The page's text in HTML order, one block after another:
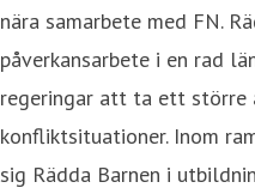
nära samarbete med FN.
påverkansarbete i en rad
regeringar att ta ett större
konfliktsituationer. Inom
sig Rädda Barnen i